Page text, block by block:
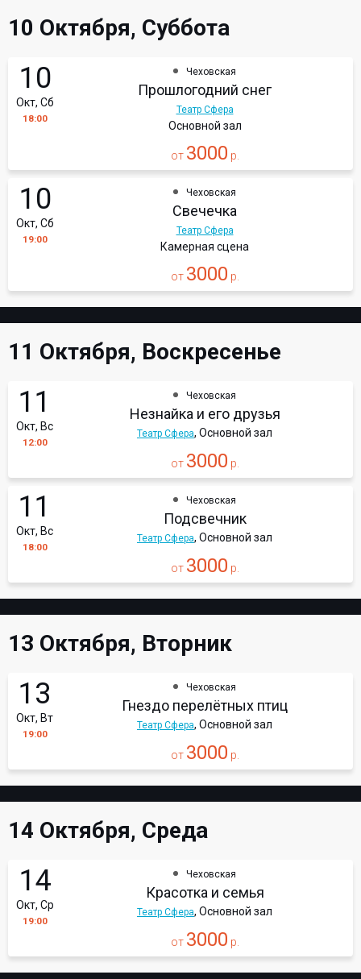
10 Октября, Суббота
10
Окт, Сб
18:00
Чеховская
Прошлогодний снег
Театр Сфера
Основной зал
от 3000 р.
10
Окт, Сб
19:00
Чеховская
Свечечка
Театр Сфера
Камерная сцена
от 3000 р.
11 Октября, Воскресенье
11
Окт, Вс
12:00
Чеховская
Незнайка и его друзья
Театр Сфера, Основной зал
от 3000 р.
11
Окт, Вс
18:00
Чеховская
Подсвечник
Театр Сфера, Основной зал
от 3000 р.
13 Октября, Вторник
13
Окт, Вт
19:00
Чеховская
Гнездо перелётных птиц
Театр Сфера, Основной зал
от 3000 р.
14 Октября, Среда
14
Окт, Ср
19:00
Чеховская
Красотка и семья
Театр Сфера, Основной зал
от 3000 р.